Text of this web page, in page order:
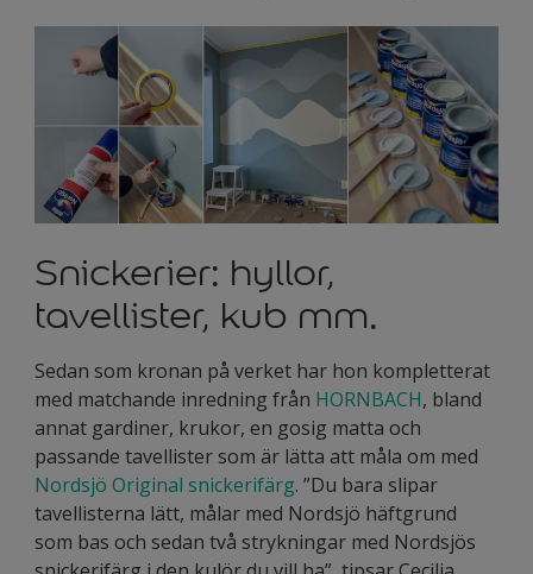
Snickerier: hyllor,
tavellister, kub mm.
Sedan som kronan på verket har hon kompletterat
med matchande inredning från HORNBACH, bland
annat gardiner, krukor, en gosig matta och
passande tavellister som är lätta att måla om med
Nordsjö Original snickerifärg. ”Du bara slipar
tavellisterna lätt, målar med Nordsjö häftgrund
som bas och sedan två strykningar med Nordsjös